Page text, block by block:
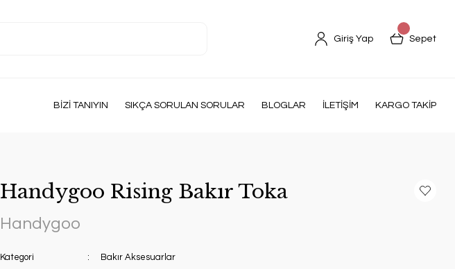
Giriş Yap Sepet
BİZİ TANIYIN SIKÇA SORULAN SORULAR BLOGLAR İLETİŞİM KARGO TAKİP
Handygoo Rising Bakır Toka
Handygoo
Kategori
Bakır Aksesuarlar